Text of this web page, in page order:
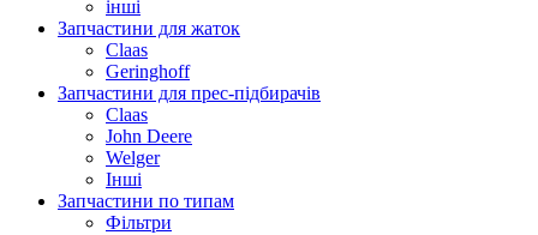
інші
Запчастини для жаток
Claas
Geringhoff
Запчастини для прес-підбирачів
Claas
John Deere
Welger
Інші
Запчастини по типам
Фільтри